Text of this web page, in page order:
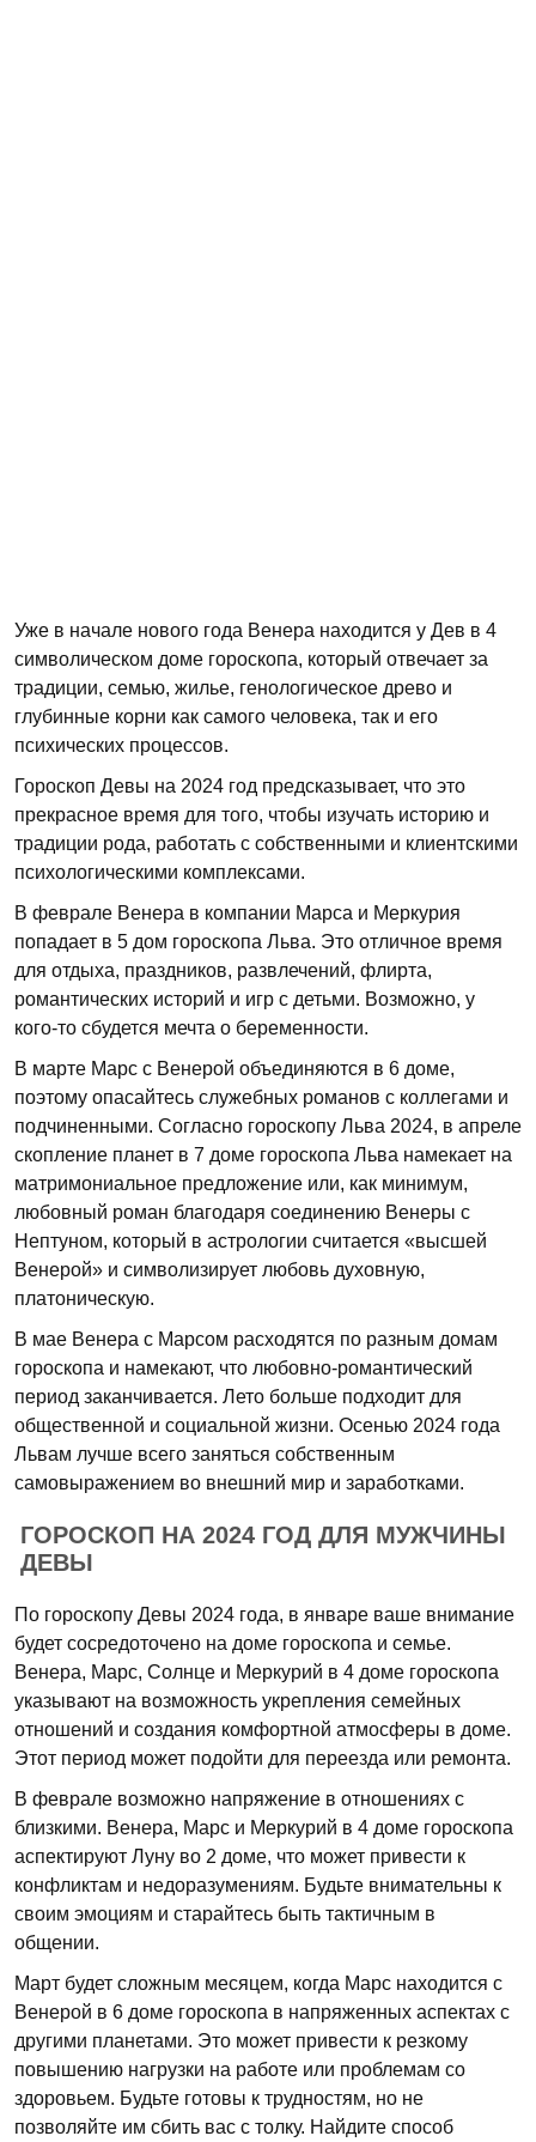
Уже в начале нового года Венера находится у Дев в 4
символическом доме гороскопа, который отвечает за
традиции, семью, жилье, генологическое древо и
глубинные корни как самого человека, так и его
психических процессов.
Гороскоп Девы на 2024 год предсказывает, что это
прекрасное время для того, чтобы изучать историю и
традиции рода, работать с собственными и клиентскими
психологическими комплексами.
В феврале Венера в компании Марса и Меркурия
попадает в 5 дом гороскопа Льва. Это отличное время
для отдыха, праздников, развлечений, флирта,
романтических историй и игр с детьми. Возможно, у
кого-то сбудется мечта о беременности.
В марте Марс с Венерой объединяются в 6 доме,
поэтому опасайтесь служебных романов с коллегами и
подчиненными. Согласно гороскопу Льва 2024, в апреле
скопление планет в 7 доме гороскопа Льва намекает на
матримониальное предложение или, как минимум,
любовный роман благодаря соединению Венеры с
Нептуном, который в астрологии считается «высшей
Венерой» и символизирует любовь духовную,
платоническую.
В мае Венера с Марсом расходятся по разным домам
гороскопа и намекают, что любовно-романтический
период заканчивается. Лето больше подходит для
общественной и социальной жизни. Осенью 2024 года
Львам лучше всего заняться собственным
самовыражением во внешний мир и заработками.
ГОРОСКОП НА 2024 ГОД ДЛЯ МУЖЧИНЫ
ДЕВЫ
По гороскопу Девы 2024 года, в январе ваше внимание
будет сосредоточено на доме гороскопа и семье.
Венера, Марс, Солнце и Меркурий в 4 доме гороскопа
указывают на возможность укрепления семейных
отношений и создания комфортной атмосферы в доме.
Этот период может подойти для переезда или ремонта.
В феврале возможно напряжение в отношениях с
близкими. Венера, Марс и Меркурий в 4 доме гороскопа
аспектируют Луну во 2 доме, что может привести к
конфликтам и недоразумениям. Будьте внимательны к
своим эмоциям и старайтесь быть тактичным в
общении.
Март будет сложным месяцем, когда Марс находится с
Венерой в 6 доме гороскопа в напряженных аспектах с
другими планетами. Это может привести к резкому
повышению нагрузки на работе или проблемам со
здоровьем. Будьте готовы к трудностям, но не
позволяйте им сбить вас с толку. Найдите способ